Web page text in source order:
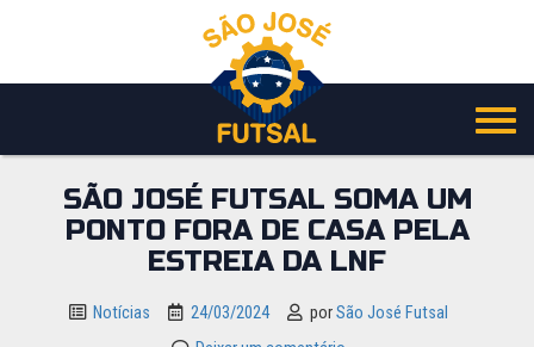
o
SÃO JOSÉ FUTSAL SOMA UM
PONTO FORA DE CASA PELA
ESTREIA DA LNF
Notícias 24/03/2024 porSão José Futsal